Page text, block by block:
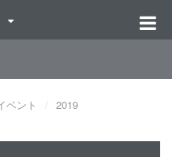
ベント
2019